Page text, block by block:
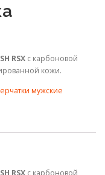
RSX с карбоновой
кожи.
мужские
RSX с карбоновой